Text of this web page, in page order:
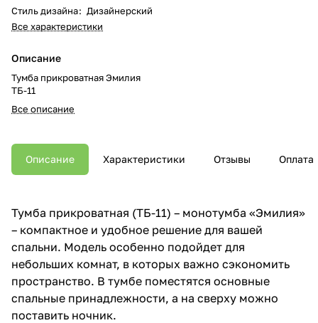
Стиль дизайна: Дизайнерский
Все характеристики
Описание
Тумба прикроватная Эмилия
ТБ-11
Все описание
Описание Характеристики Отзывы Оплата
Тумба прикроватная (ТБ-11) – монотумба «Эмилия»
– компактное и удобное решение для вашей
спальни. Модель особенно подойдет для
небольших комнат, в которых важно сэкономить
пространство. В тумбе поместятся основные
спальные принадлежности, а на сверху можно
поставить ночник.